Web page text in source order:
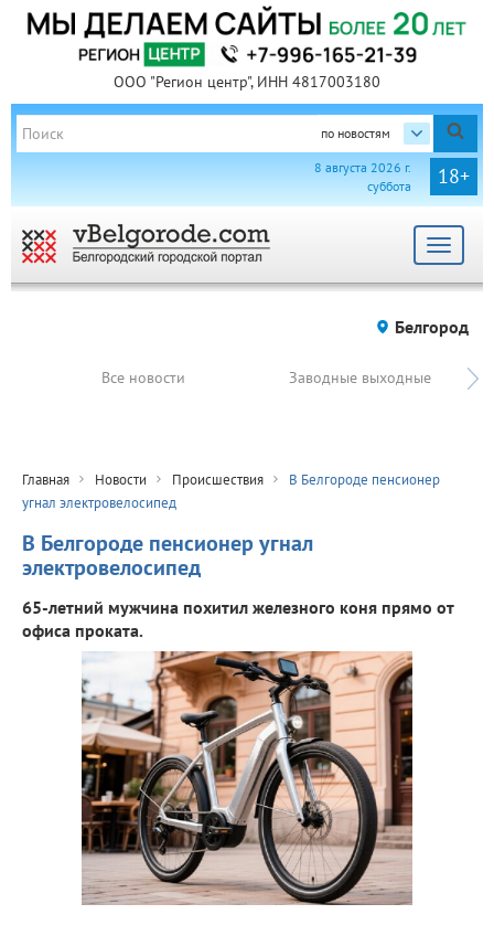
ООО "Регион центр", ИНН 4817003180
по новостям
18+
8 августа 2026 г.
суббота
Toggle
Белгород
Все новости Заводные выходные
Главная Новости Происшествия
В Белгороде пенсионер
угнал электровелосипед
В Белгороде пенсионер угнал
электровелосипед
65-летний мужчина похитил железного коня прямо от
офиса проката.